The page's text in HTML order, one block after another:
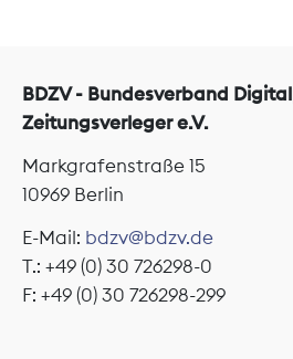
BDZV - Bundesverband
Zeitungsverleger e.V.
Markgrafenstraße 15
10969 Berlin
E-Mail: bdzv@bdzv.de
T.: +49 (0) 30 726298-0
F: +49 (0) 30 726298-299